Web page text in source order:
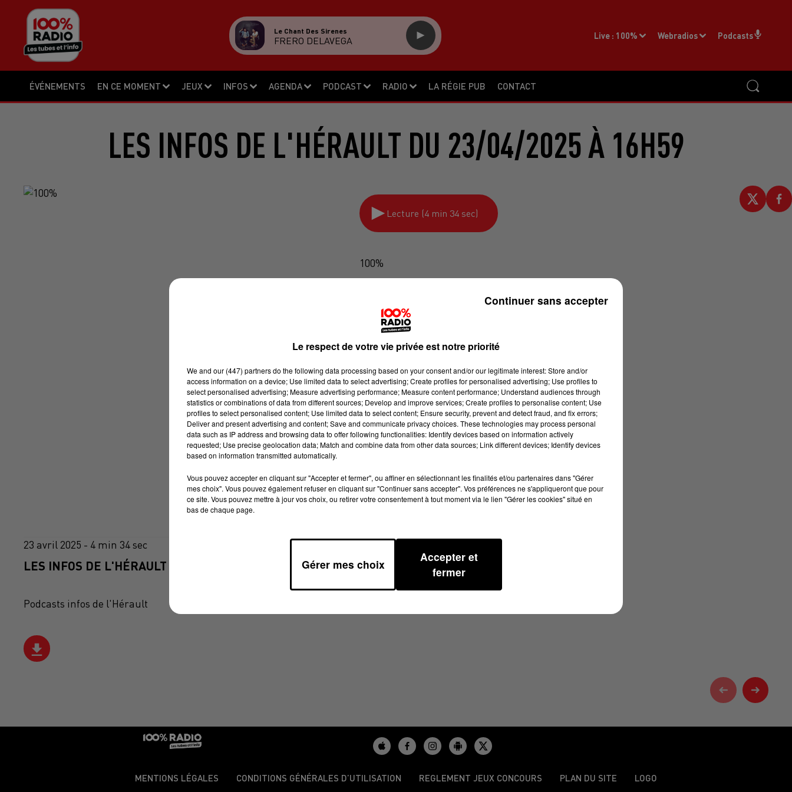
ÉVÉNEMENTS EN CE MOMENT JEUX INFOS AGENDA PODCAST RADIO LA RÉGIE PUB CONTACT
Live : 100% Webradios Podcasts
Le Chant Des Sirenes
FRERO DELAVEGA
LES INFOS DE L'HÉRAULT DU 23/04/2025 À 16H59
Lecture (4 min 34 sec)
100%
23 avril 2025 - 4 min 34 sec
LES INFOS DE L'HÉRAULT DU 23/04/2025 À 16H59
Podcasts infos de l'Hérault
MENTIONS LÉGALES CONDITIONS GÉNÉRALES D’UTILISATION REGLEMENT JEUX CONCOURS PLAN DU SITE LOGO
Le respect de votre vie privée est notre priorité
We and our (447) partnersdo the following data processing based on your consent and/or our legitimate interest: Store and/or
access information on a device; Use limited data to select advertising; Create profiles for personalised advertising; Use profiles to
select personalised advertising; Measure advertising performance; Measure content performance; Understand audiences through
statistics or combinations of data from different sources; Develop and improve services; Create profiles to personalise content; Use
profiles to select personalised content; Use limited data to select content; Ensure security, prevent and detect fraud, and fix errors;
Deliver and present advertising and content; Save and communicate privacy choices. These technologies may process personal
data such as IP address and browsing data to offer following functionalities: Identify devices based on information actively
requested; Use precise geolocation data; Match and combine data from other data sources; Link different devices; Identify devices
based on information transmitted automatically.
Vous pouvez accepter en cliquant sur "Accepter et fermer", ou affiner en sélectionnant les finalités et/ou partenaires dans "Gérer
mes choix". Vous pouvez également refuser en cliquant sur "Continuer sans accepter". Vos préférences ne s'appliqueront que pour
ce site. Vous pouvez mettre à jour vos choix, ou retirer votre consentement à tout moment via le lien "Gérer les cookies" situé en
bas de chaque page.
Gérer mes choix
Accepter et
fermer
Continuer sans accepter